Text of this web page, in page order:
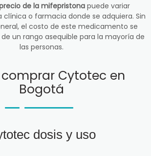
de la mifepristonapuede variar
clínica o farmacia donde se adquiera. Sin
el costo de este medicamento se
un rango asequible para la mayoría de
las personas.
Cytotec en
Bogotá
dosis y uso